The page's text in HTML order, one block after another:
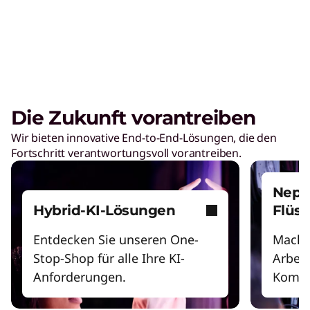
Die Zukunft vorantreiben
Wir bieten innovative End-to-End-Lösungen, die den
Fortschritt verantwortungsvoll vorantreiben.
Hybrid-KI-Lösungen
Entdecken Sie unseren One-
Stop-Shop für alle Ihre KI-
Anforderungen.